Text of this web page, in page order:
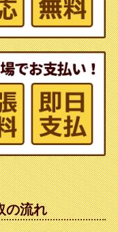
の流れ